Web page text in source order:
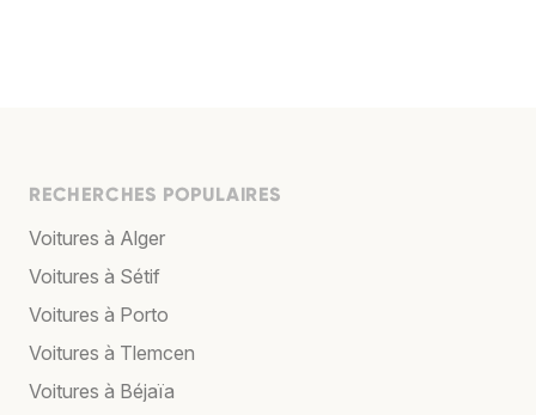
RECHERCHES POPULAIRES
Voitures à Alger
Voitures à Sétif
Voitures à Porto
Voitures à Tlemcen
Voitures à Béjaïa